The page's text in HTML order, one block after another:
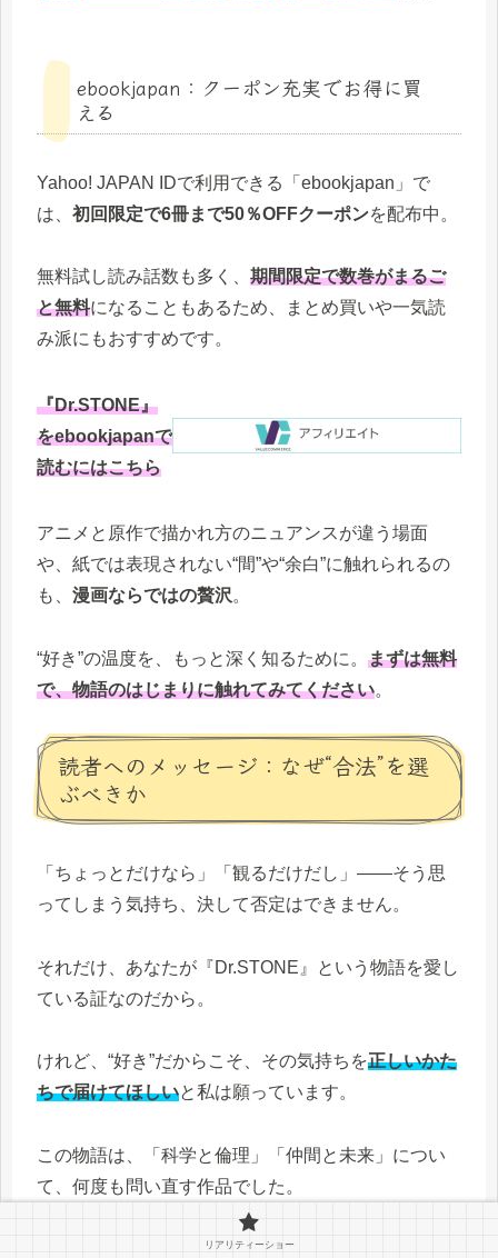
ebookjapan：クーポン充実でお得に買
える
Yahoo! JAPAN IDで利用できる「ebookjapan」で
は、 初回限定で6冊まで50％OFFクーポンを配布中。
無料試し読み話数も多く、 期間限定で数巻がまるご
と無料になることもあるため、まとめ買いや一気読
み派にもおすすめです。
『Dr.STONE』
をebookjapanで
読むにはこちら
アニメと原作で描かれ方のニュアンスが違う場面
や、紙では表現されない“間”や“余白”に触れられるの
も、 漫画ならではの贅沢。
“好き”の温度を、もっと深く知るために。 まずは無料
で、物語のはじまりに触れてみてください。
読者へのメッセージ：なぜ“合法”を選
ぶべきか
「ちょっとだけなら」「観るだけだし」——そう思
ってしまう気持ち、決して否定はできません。
それだけ、あなたが『Dr.STONE』という物語を愛し
ている証なのだから。
けれど、“好き”だからこそ、その気持ちを正しいかた
ちで届けてほしいと私は願っています。
この物語は、「科学と倫理」「仲間と未来」につい
て、何度も問い直す作品でした。
私たちが“どんなふうに観るか”という
リアリティーショー